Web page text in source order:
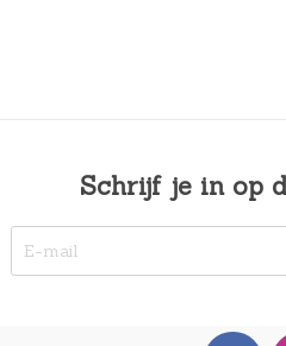
Schrijf je in op